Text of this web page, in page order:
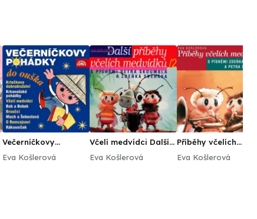
Večerníčkovy
Eva Košlerová
Včelí medvídci Další
Eva Košlerová
Příběhy včelích
Eva Košlerová